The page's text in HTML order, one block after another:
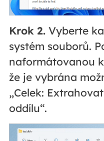
Krok 2.Vyberte
systém souborů.
naformátovanou
že je vybrána
„Celek:
oddílu“.